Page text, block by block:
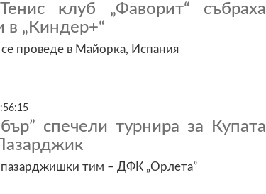
клуб „Фаворит“ събраха
в „Киндер+“
проведе в Майорка, Испания
спечели турнира за Купата
пазарджишки тим – ДФК „Орлета”